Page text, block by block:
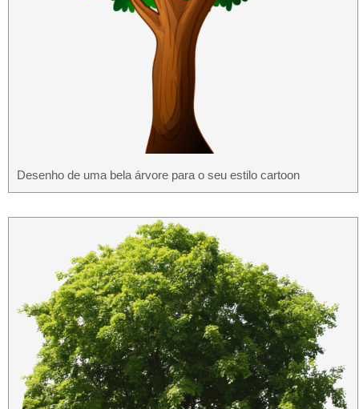
Desenho de uma bela árvore para o seu estilo cartoon